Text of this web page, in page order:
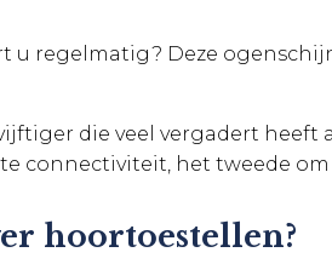
u regelmatig? Deze
die veel vergadert
connectiviteit, het tweede
hoortoestellen?